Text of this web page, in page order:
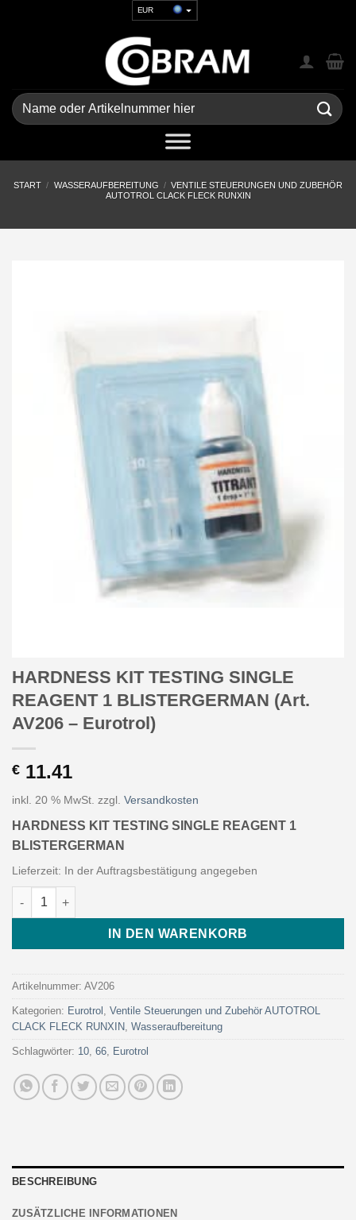
EUR
GBP
CHF
UAH
Suchen
nach:
START / WASSERAUFBEREITUNG / VENTILE STEUERUNGEN UND ZUBEHÖR
AUTOTROL CLACK FLECK RUNXIN
HARDNESS KIT TESTING SINGLE
REAGENT 1 BLISTERGERMAN (Art.
AV206 – Eurotrol)
€ 11.41
inkl. 20 % MwSt. zzgl. Versandkosten
HARDNESS KIT TESTING SINGLE REAGENT 1
BLISTERGERMAN
Lieferzeit: In der Auftragsbestätigung angegeben
HARDNESS KIT TESTING SINGLE REAGENT 1
IN DEN WARENKORB
Artikelnummer: AV206
Kategorien: Eurotrol , Ventile Steuerungen und Zubehör AUTOTROL
CLACK FLECK RUNXIN, Wasseraufbereitung
Schlagwörter: 10, 66, Eurotrol
BESCHREIBUNG
ZUSÄTZLICHE INFORMATIONEN